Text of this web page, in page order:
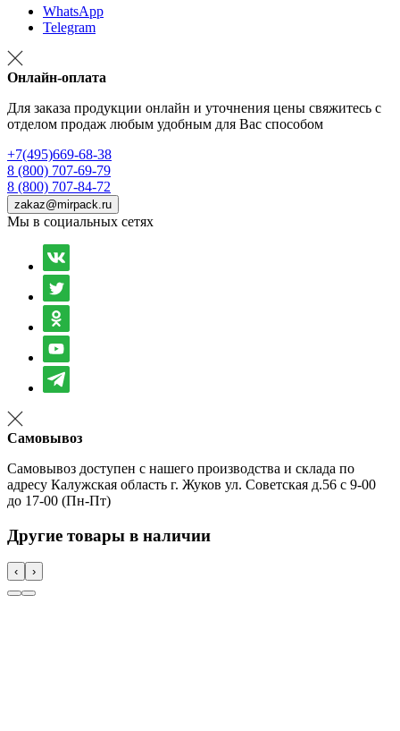
WhatsApp
Telegram
Онлайн-оплата
Для заказа продукции онлайн и уточнения цены свяжитесь с
отделом продаж любым удобным для Вас способом
+7(495)669-68-38
8 (800) 707-69-79
8 (800) 707-84-72
zakaz@mirpack.ru
Мы в социальных сетях
Самовывоз
Самовывоз доступен с нашего производства и склада по
адресу Калужская область г. Жуков ул. Советская д.56 с 9-00
до 17-00 (Пн-Пт)
Другие товары в наличии
‹ ›